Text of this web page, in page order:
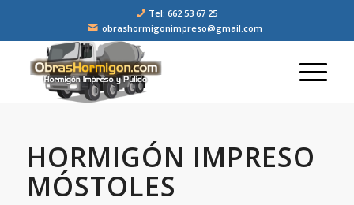
Tel: 662 53 67 25
obrashormigonimpreso@gmail.com
HORMIGÓN IMPRESO
MÓSTOLES